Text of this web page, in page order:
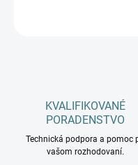
KVALIFIKOVANÉ
PORADENSTVO
Technická podpora a pomoc
vašom rozhodovaní.